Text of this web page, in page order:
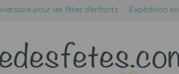
pour les fêtes d'enfants Expédition